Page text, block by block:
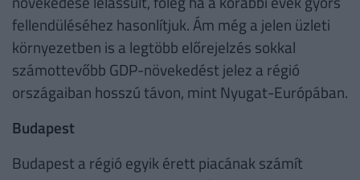
fellendüléséhez hasonlítjuk. Ám még a jelen üzleti
környezetben is a legtöbb előrejelzés sokkal
számottevőbb GDP-növekedést jelez a régió
országaiban hosszú távon, mint Nyugat-Európában.
Budapest
Budapest a régió egyik érett piacának számít